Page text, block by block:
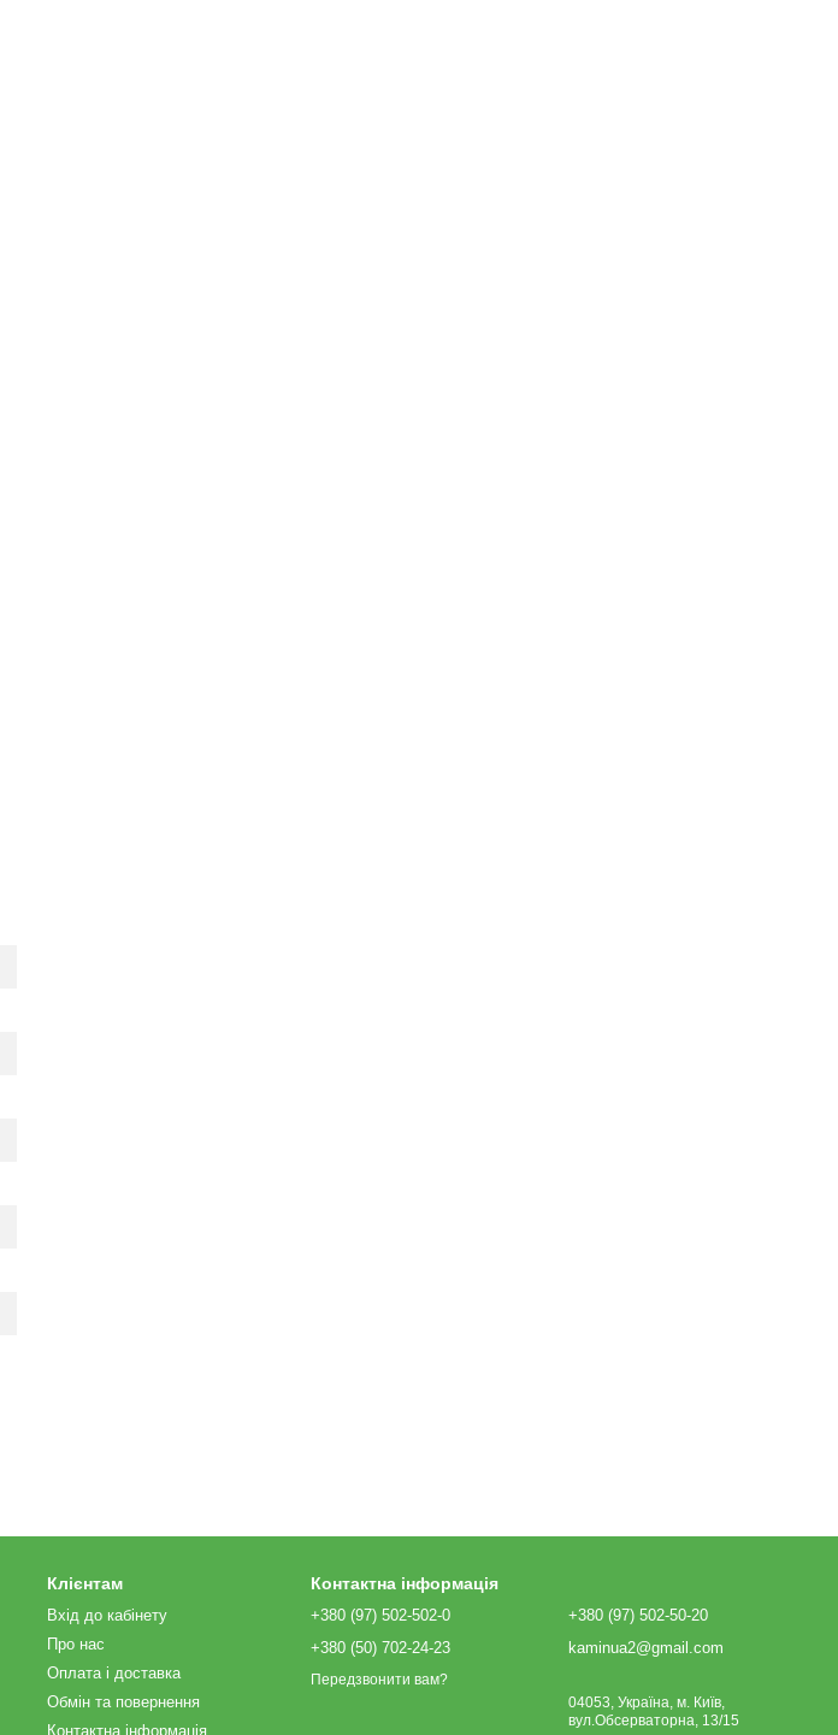
Клієнтам
Вхід до кабінету
Про нас
Оплата і доставка
Обмін та повернення
Контактна інформація
Контактна інформація
+380 (97) 502-502-0
+380 (50) 702-24-23
Передзвонити вам?
+380 (97) 502-50-20
kaminua2@gmail.com
04053, Україна, м. Київ,
вул.Обсерваторна, 13/15